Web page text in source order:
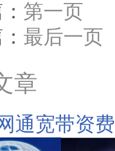
第一页
最后一页
章
通宽带资费